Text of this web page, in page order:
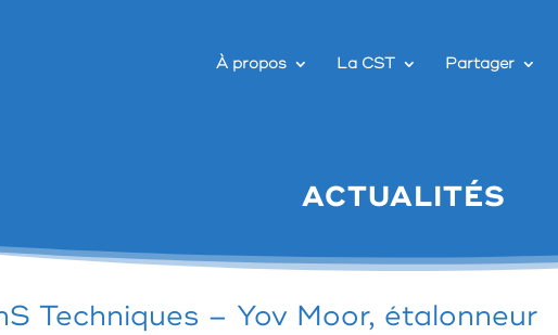
À propos La CST Partager
ACTUALITÉS
Techniques – Yov Moor, étalonneur